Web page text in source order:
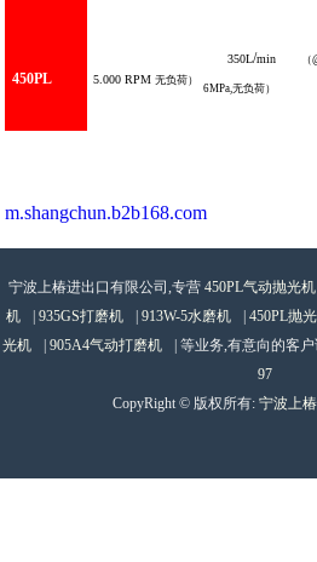
450PL 5.000 RPM 无负荷）
350L/min （
6MPa,无负荷）
m.shangchun.b2b168.com
宁波上椿进出口有限公司,专营 450PL气动抛光机
机
935GS打磨机 913W-5水磨机 450PL抛
光机
905A4气动打磨机 | 等业务,有意向的客
97
CopyRight © 版权所有: 宁波上